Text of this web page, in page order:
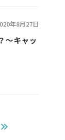
年8月27日
～キャッ